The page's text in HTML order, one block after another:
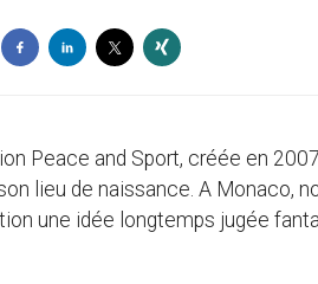
Peace and Sport, créée en
lieu de naissance. A Monaco,
une idée longtemps jugée